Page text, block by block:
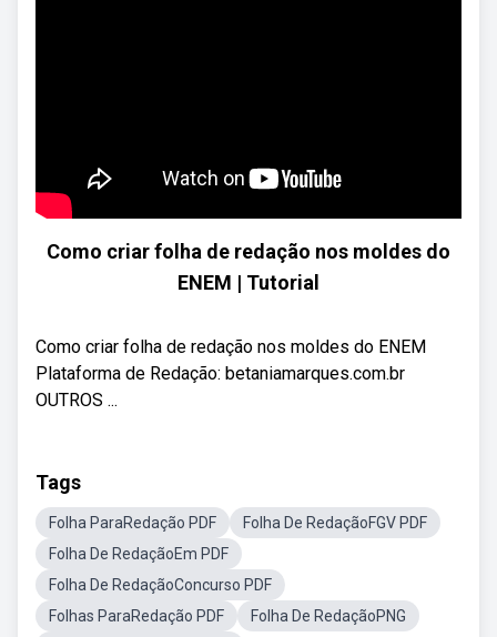
Como criar folha de redação nos moldes do
ENEM | Tutorial
Como criar folha de redação nos moldes do ENEM
Plataforma de Redação: betaniamarques.com.br
OUTROS ...
Tags
Folha ParaRedação PDF
Folha De RedaçãoFGV PDF
Folha De RedaçãoEm PDF
Folha De RedaçãoConcurso PDF
Folhas ParaRedação PDF
Folha De RedaçãoPNG